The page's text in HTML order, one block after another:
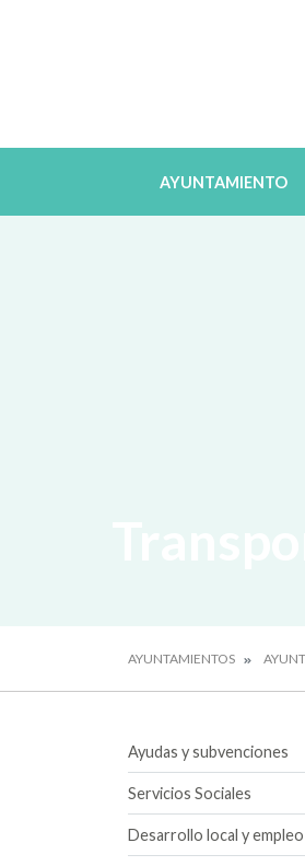
AYUNTAMIENTO
AYUNTAMIENTOS
Ayudas y subvenciones
Servicios Sociales
Desarrollo local y empleo